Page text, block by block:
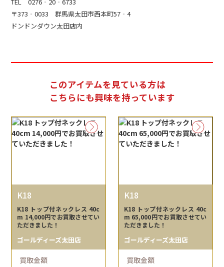
〒373‐0033 群馬県太田市西本町57‐4
ドンドンダウン太田店内
このアイテムを見ている方は
こちらにも興味を持っています
K18
K18 トップ付ネックレス 40c
m 14,000円でお買取させてい
ただきました！
ゴールディーズ太田店
買取金額
K18
K18 トップ付ネックレス 40c
m 65,000円でお買取させてい
ただきました！
ゴールディーズ太田店
買取金額